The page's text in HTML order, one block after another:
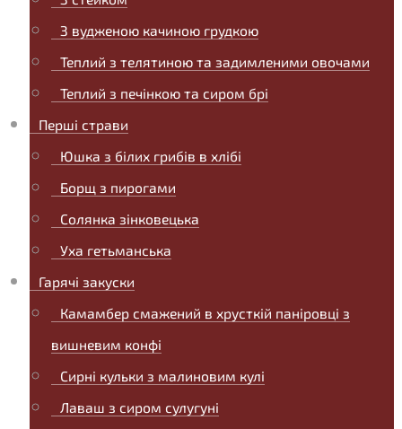
З вудженою качиною грудкою
Теплий з телятиною та задимленими овочами
Теплий з печінкою та сиром брі
Перші страви
Юшка з білих грибів в хлібі
Борщ з пирогами
Солянка зінковецька
Уха гетьманська
Гарячі закуски
Камамбер смажений в хрусткій паніровці з
вишневим конфі
Сирні кульки з малиновим кулі
Лаваш з сиром сулугуні